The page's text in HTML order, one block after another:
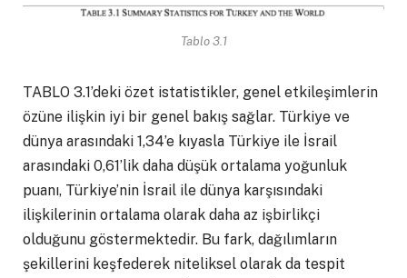
Tablo 3.1
TABLO 3.1’deki özet istatistikler, genel etkileşimlerin
özüne ilişkin iyi bir genel bakış sağlar. Türkiye ve
dünya arasındaki 1,34’e kıyasla Türkiye ile İsrail
arasındaki 0,61’lik daha düşük ortalama yoğunluk
puanı, Türkiye’nin İsrail ile dünya karşısındaki
ilişkilerinin ortalama olarak daha az işbirlikçi
olduğunu göstermektedir. Bu fark, dağılımların
şekillerini keşfederek niteliksel olarak da tespit